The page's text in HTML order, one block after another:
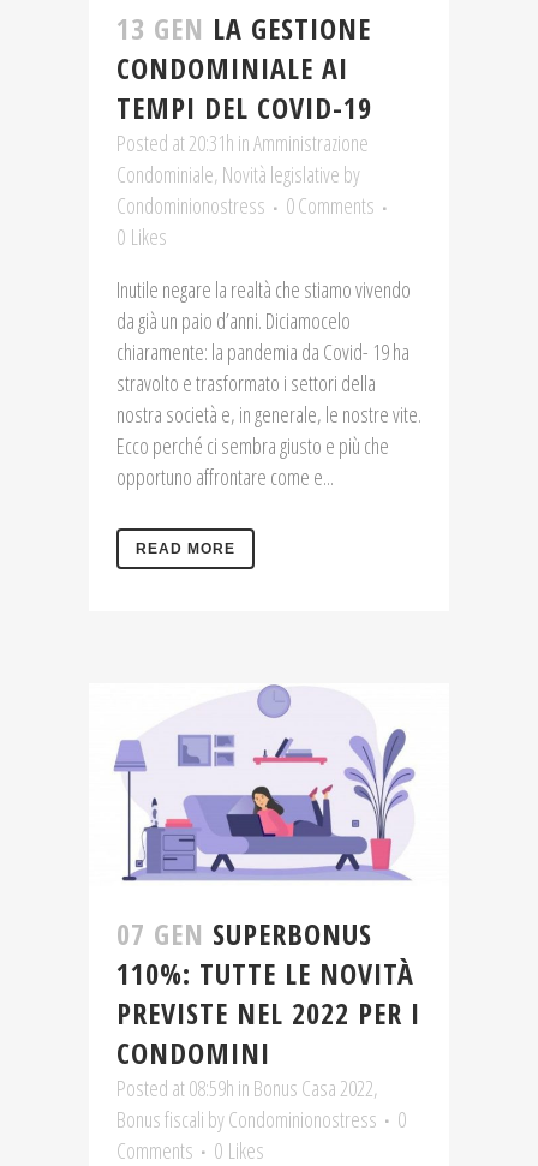
13 GEN LA GESTIONE
CONDOMINIALE AI
TEMPI DEL COVID-19
Posted at 20:31h inAmministrazione
Condominiale, Novità legislative by
Condominionostress
0 Comments
0 Likes
Inutile negare la realtà che stiamo vivendo
da già un paio d’anni. Diciamocelo
chiaramente: la pandemia da Covid- 19 ha
stravolto e trasformato i settori della
nostra società e, in generale, le nostre vite.
Ecco perché ci sembra giusto e più che
opportuno affrontare come e...
READ MORE
07 GEN SUPERBONUS
110%: TUTTE LE NOVITÀ
PREVISTE NEL 2022 PER I
CONDOMINI
Posted at 08:59h in Bonus Casa 2022,
Bonus fiscali byCondominionostress
0
Comments
0 Likes